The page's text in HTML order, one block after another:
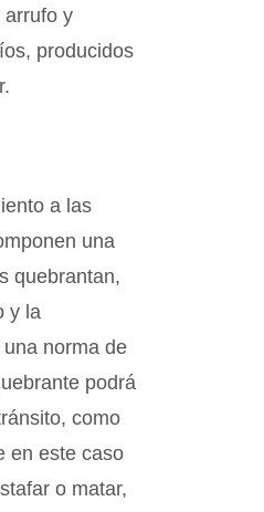
arrufo y
producidos
a las
una
quebrantan,
y la
norma de
podrá
como
en este caso
o matar,